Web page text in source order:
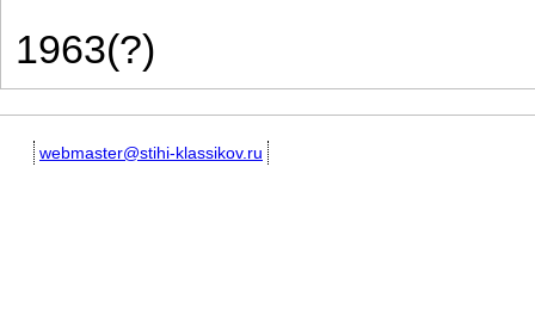
1963(?)
webmaster@stihi-klassikov.ru